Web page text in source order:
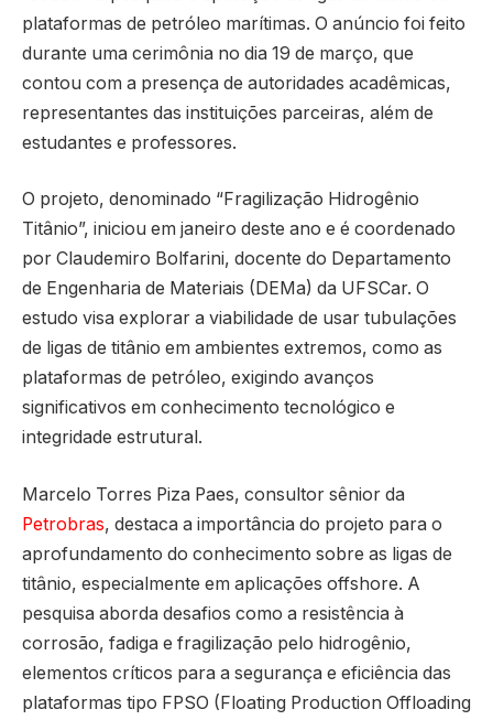
plataformas de petróleo marítimas. O anúncio foi feito
durante uma cerimônia no dia 19 de março, que
contou com a presença de autoridades acadêmicas,
representantes das instituições parceiras, além de
estudantes e professores.
O projeto, denominado “Fragilização Hidrogênio
Titânio”, iniciou em janeiro deste ano e é coordenado
por Claudemiro Bolfarini, docente do Departamento
de Engenharia de Materiais (DEMa) da UFSCar. O
estudo visa explorar a viabilidade de usar tubulações
de ligas de titânio em ambientes extremos, como as
plataformas de petróleo, exigindo avanços
significativos em conhecimento tecnológico e
integridade estrutural.
Marcelo Torres Piza Paes, consultor sênior da
Petrobras, destaca a importância do projeto para o
aprofundamento do conhecimento sobre as ligas de
titânio, especialmente em aplicações offshore. A
pesquisa aborda desafios como a resistência à
corrosão, fadiga e fragilização pelo hidrogênio,
elementos críticos para a segurança e eficiência das
plataformas tipo FPSO (Floating Production Offloading